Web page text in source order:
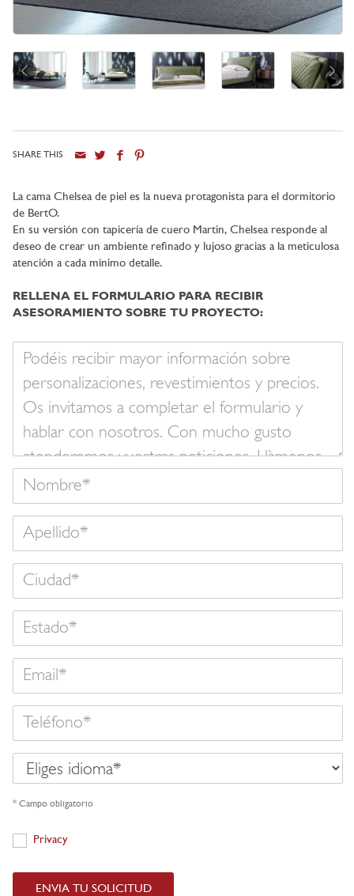
SHARE THIS
La cama Chelsea de piel es la nueva protagonista para el dormitorio
de BertO.
En su versión con tapicería de cuero Martin, Chelsea responde al
deseo de crear un ambiente refinado y lujoso gracias a la meticulosa
atención a cada mínimo detalle.
RELLENA EL FORMULARIO PARA RECIBIR
ASESORAMIENTO SOBRE TU PROYECTO:
mensaje
Eliges
idioma
* Campo obligatorio
Privacy
Privacy
ENVIA TU SOLICITUD